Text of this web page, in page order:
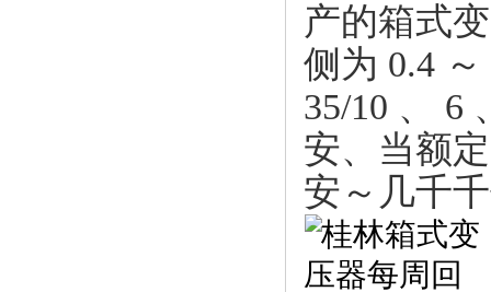
产的箱式
侧为 0.4
35/10 、 6
安、当额
安～几千